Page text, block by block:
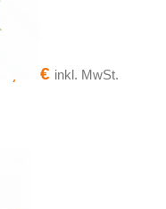
27,50€ inkl. MwSt.